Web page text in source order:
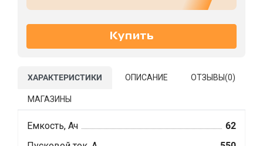
ХАРАКТЕРИСТИКИ ОПИСАНИЕ ОТЗЫВЫ(0)
МАГАЗИНЫ
Емкость, Ач
62